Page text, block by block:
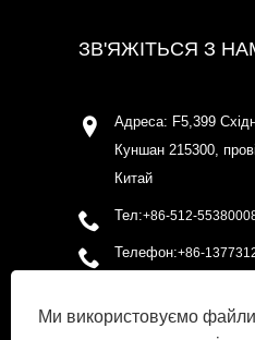
ЗВ'ЯЖІТЬСЯ З
Адреса: F5,399
Куншан 215300,
Китай
Тел:+86-512-
Телефон:+86-
shirleyxu@odowell.com
Ми використовуємо